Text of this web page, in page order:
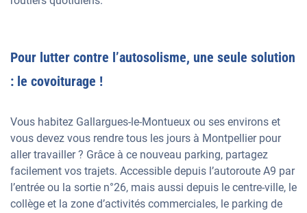
Pour lutter contre l’autosolisme, une seule solution
: le covoiturage !
Vous habitez Gallargues-le-Montueux ou ses environs et
vous devez vous rendre tous les jours à Montpellier pour
aller travailler ? Grâce à ce nouveau parking, partagez
facilement vos trajets. Accessible depuis l’autoroute A9 par
l’entrée ou la sortie n°26, mais aussi depuis le centre-ville, le
collège et la zone d’activités commerciales, le parking de